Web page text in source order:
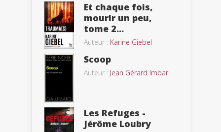
Et chaque fois,
mourir un peu,
tome 2...
Auteur : Karine Giebel
Scoop
Auteur : Jean Gérard Imbar
Les Refuges -
Jérôme Loubry